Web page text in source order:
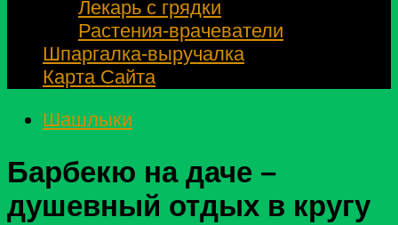
Лекарь с грядки
Растения-врачеватели
Шпаргалка-выручалка
Карта Сайта
Шашлыки
Барбекю на даче –
душевный отдых в кругу